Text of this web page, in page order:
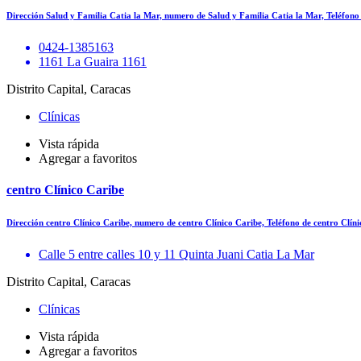
Dirección Salud y Familia Catia la Mar, numero de Salud y Familia Catia la Mar,
0424-1385163
1161 La Guaira 1161
Distrito Capital, Caracas
Clínicas
Vista rápida
Agregar a favoritos
centro Clínico Caribe
Dirección centro Clínico Caribe, numero de centro Clínico Caribe, Teléfono de centro
Calle 5 entre calles 10 y 11 Quinta Juani Catia La Mar
Distrito Capital, Caracas
Clínicas
Vista rápida
Agregar a favoritos